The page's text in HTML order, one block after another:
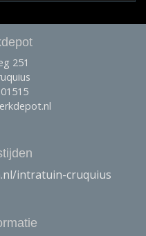
251
intratuin-cruquius